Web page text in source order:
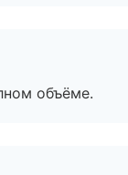
объёме.